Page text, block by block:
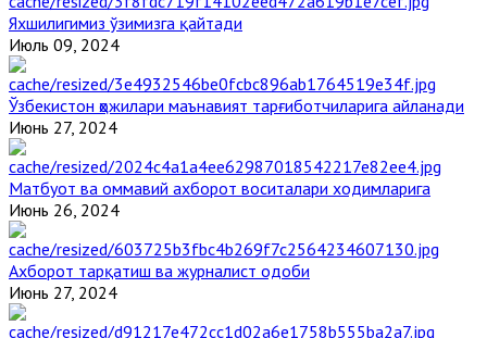
Яхшилигимиз ўзимизга қайтади
Июль 09, 2024
Ўзбекистон ҳожилари маънавият тарғиботчиларига айланади
Июнь 27, 2024
Матбуот ва оммавий ахборот воситалари ходимларига
Июнь 26, 2024
Ахборот тарқатиш ва журналист одоби
Июнь 27, 2024